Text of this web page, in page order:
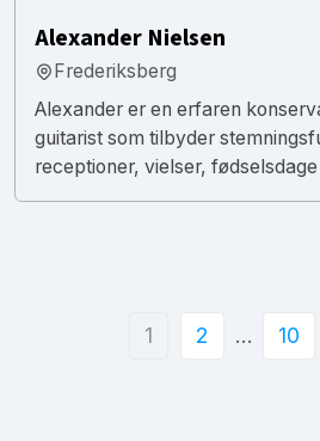
Alexander Nielsen
Frederiksberg
Alexander er en erfaren
guitarist som tilbyder
receptioner, vielser,
1 2 … 10